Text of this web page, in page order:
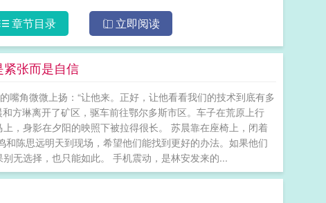
章节目录 立即阅读
紧张而是自信
嘴角微微上扬：“让他来。正好，让他看看我们的技术到底有多
方琳离开了矿区，驱车前往鄂尔多斯市区。车子在荒原上行
，身影在夕阳的映照下被拉得很长。 苏晨靠在座椅上，闭着
陈思远明天到现场，希望他们能找到更好的办法。如果他们
无选择，也只能如此。 手机震动，是林安发来的...